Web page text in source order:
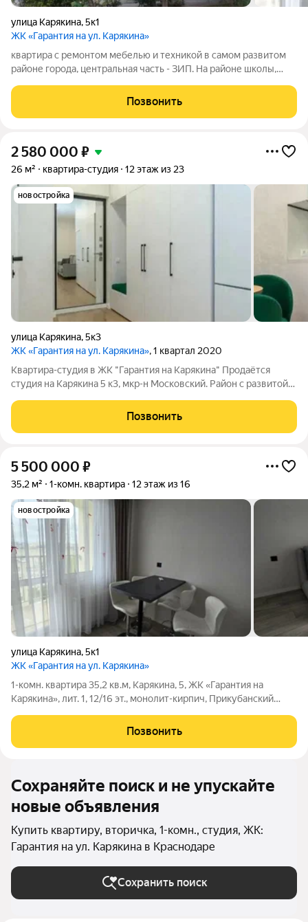
улица Карякина,5к1
ЖК «Гарантия на ул. Карякина»
квартира с ремонтом мебелью и техникой в самом развитом
районе города, центральная часть - ЗИП. На районе школы,
комплекс бассейнов "Стань чемпионом", отделения банков,
учебные заведения, поликлиники и
Позвонить
2 580 000 ₽
26 м² квартира-студия 12 этаж из 23
новостройка
улица Карякина,5к3
ЖК «Гарантия на ул. Карякина», 1 квартал 2020
Квартира-студия в ЖК "Гарантия на Карякина" Продаётся
студия на Карякина 5 к3, мкр-н Московский. Район с развитой
Пятёрочка и т.д. Рядом РЖД Больница, остановки
общественного транспорта, в том числе и
Позвонить
5 500 000 ₽
35,2 м² 1-комн. квартира 12 этаж из 16
новостройка
улица Карякина,5к1
ЖК «Гарантия на ул. Карякина»
1-комн. квартира 35,2 кв.м, Карякина, 5, ЖК «Гарантия на
Карякина», лит. 1, 12/16 эт., монолит-кирпич, Прикубанский
35,2 кв.м на 12 этаже 16-этажного монолитно-кирпичного
дома. Жилая комната - 18
Позвонить
Сохраняйте поиск и не упускайте
новые объявления
Купить квартиру, вторичка, 1-комн., студия, ЖК:
Гарантия на ул. Карякина в Краснодаре
Сохранить поиск